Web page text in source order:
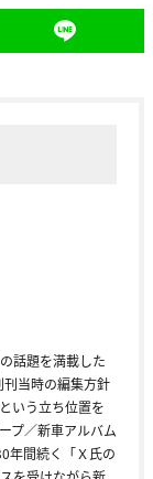
話題を満載した
当時の編集方針
いう立ち位置を
プ／新車アルバム
年間続く「Ｘ氏の